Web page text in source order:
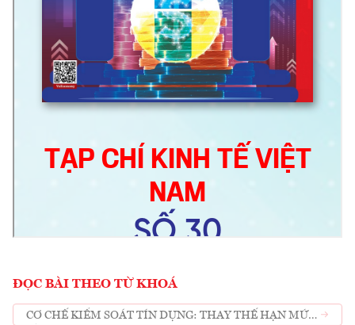
ĐỌC BÀI THEO TỪ KHOÁ
CƠ CHẾ KIỂM SOÁT TÍN DỤNG: THAY THẾ HẠN MỨC